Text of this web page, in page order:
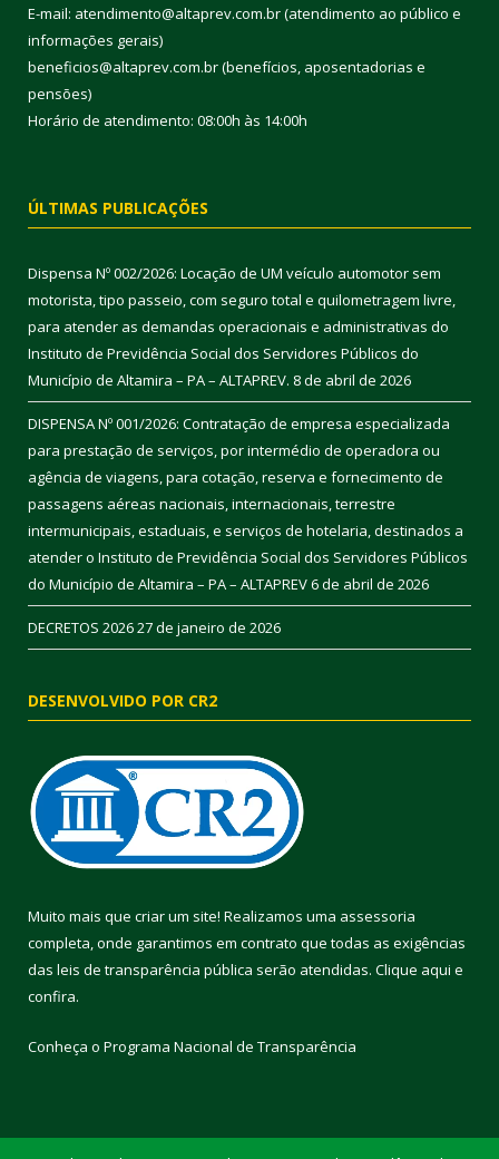
E-mail: atendimento@altaprev.com.br (atendimento ao público e
informações gerais)
beneficios@altaprev.com.br (benefícios, aposentadorias e
pensões)
Horário de atendimento: 08:00h às 14:00h
ÚLTIMAS PUBLICAÇÕES
Dispensa Nº 002/2026: Locação de UM veículo automotor sem
motorista, tipo passeio, com seguro total e quilometragem livre,
para atender as demandas operacionais e administrativas do
Instituto de Previdência Social dos Servidores Públicos do
Município de Altamira – PA – ALTAPREV. 8 de abril de 2026
DISPENSA Nº 001/2026: Contratação de empresa especializada
para prestação de serviços, por intermédio de operadora ou
agência de viagens, para cotação, reserva e fornecimento de
passagens aéreas nacionais, internacionais, terrestre
intermunicipais, estaduais, e serviços de hotelaria, destinados a
atender o Instituto de Previdência Social dos Servidores Públicos
do Município de Altamira – PA – ALTAPREV6 de abril de 2026
DECRETOS 202627 de janeiro de 2026
DESENVOLVIDO POR CR2
Muito mais que criar um site! Realizamos uma assessoria
completa, onde garantimos em contrato que todas as exigências
das leis de transparência pública serão atendidas. Clique aqui e
confira.
Conheça o Programa Nacional de Transparência